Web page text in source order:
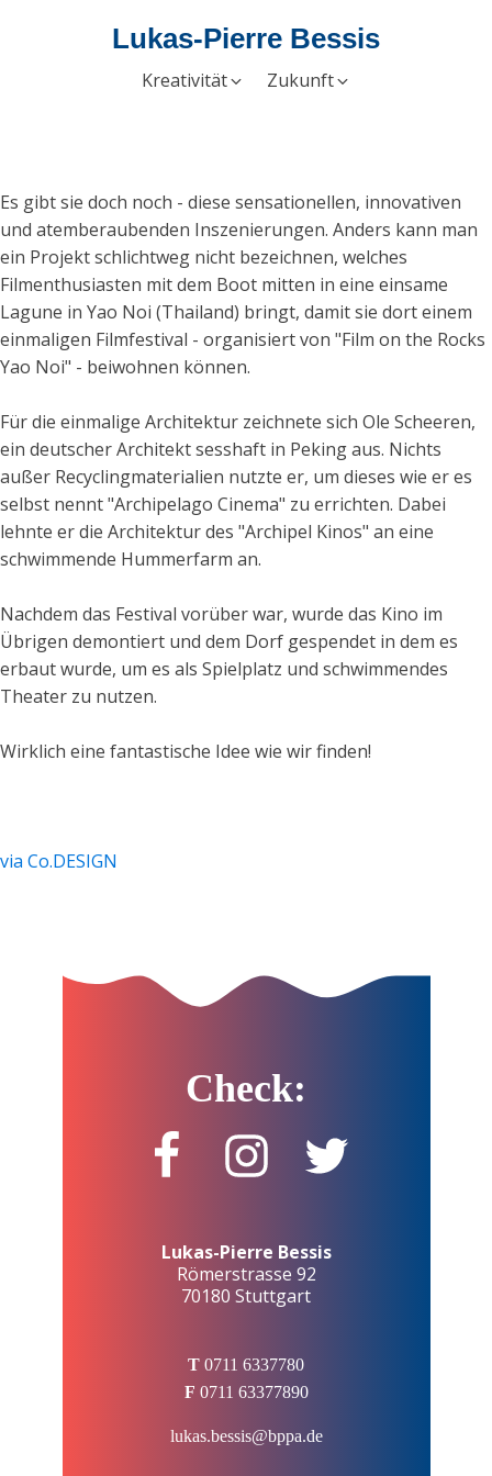
Lukas-Pierre Bessis
Kreativität Zukunft
Es gibt sie doch noch - diese sensationellen, innovativen
und atemberaubenden Inszenierungen. Anders kann man
ein Projekt schlichtweg nicht bezeichnen, welches
Filmenthusiasten mit dem Boot mitten in eine einsame
Lagune in Yao Noi (Thailand) bringt, damit sie dort einem
einmaligen Filmfestival - organisiert von "Film on the Rocks
Yao Noi" - beiwohnen können.
Für die einmalige Architektur zeichnete sich Ole Scheeren,
ein deutscher Architekt sesshaft in Peking aus. Nichts
außer Recyclingmaterialien nutzte er, um dieses wie er es
selbst nennt "Archipelago Cinema" zu errichten. Dabei
lehnte er die Architektur des "Archipel Kinos" an eine
schwimmende Hummerfarm an.
Nachdem das Festival vorüber war, wurde das Kino im
Übrigen demontiert und dem Dorf gespendet in dem es
erbaut wurde, um es als Spielplatz und schwimmendes
Theater zu nutzen.
Wirklich eine fantastische Idee wie wir finden!
via Co.DESIGN
Check:
Lukas-Pierre Bessis
Römerstrasse 92
70180 Stuttgart
T 0711 6337780
F 0711 63377890
lukas.bessis@bppa.de